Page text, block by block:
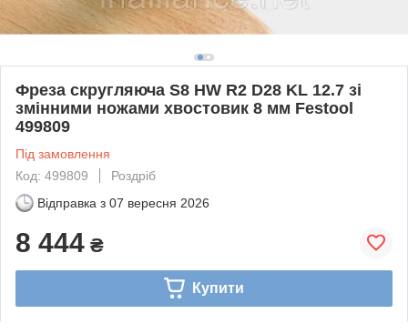
Фреза скругляюча S8 HW R2 D28 KL 12.7 зі
змінними ножами хвостовик 8 мм Festool
499809
Під замовлення
Код: 499809
Роздріб
Відправка з 07 вересня 2026
8 444 ₴
Купити